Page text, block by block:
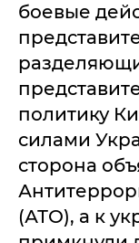
боевые
политику
силами
сторона
(АТО), а к